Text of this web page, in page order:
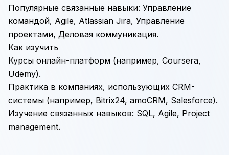
Популярные связанные навыки: Управление
командой, Agile, Atlassian Jira, Управление
проектами, Деловая коммуникация.
Как изучить
Курсы онлайн-платформ (например, Coursera,
Udemy).
Практика в компаниях, использующих CRM-
системы (например, Bitrix24, amoCRM, Salesforce).
Изучение связанных навыков: SQL, Agile, Project
management.